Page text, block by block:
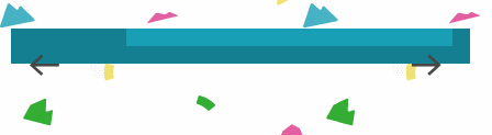
WE VERTELLEN JE ER ALLES OVER ...